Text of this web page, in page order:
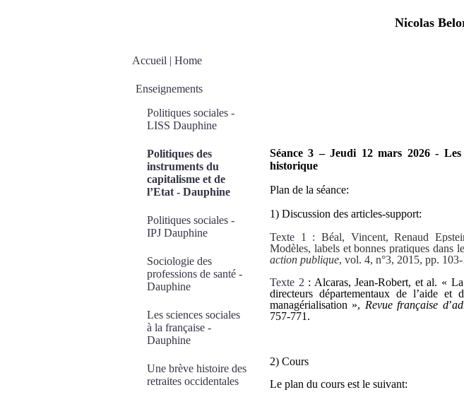
Nicolas
Accueil | Home
Enseignements
Politiques sociales -
LISS Dauphine
Politiques des
instruments du
capitalisme et de
l’Etat - Dauphine
Politiques sociales -
IPJ Dauphine
Sociologie des
professions de santé -
Dauphine
Les sciences sociales
à la française -
Dauphine
Une brève histoire des
retraites occidentales
Séance 3 – Jeudi 12 mars 2026 -
historique
Plan de la séance:
1) Discussion des articles-support:
Texte 1
: Béal, Vincent, Renaud
Modèles, labels et bonnes pratiques dans
action publique, vol. 4, n°3, 2015, pp.
Texte 2 : Alcaras, Jean-Robert, et al. «
directeurs départementaux de l’aide et
managérialisation », Revue française d’
757-771.
2) Cours
Le plan du cours est le suivant: